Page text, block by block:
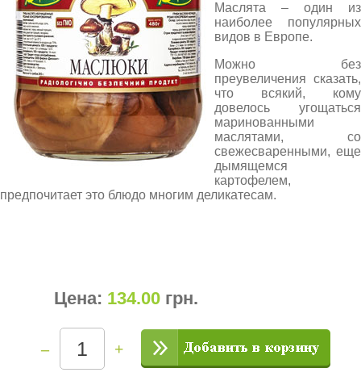
Маслята – один из
наиболее популярных
видов в Европе.
Можно без
преувеличения сказать,
что всякий, кому
довелось угощаться
маринованными
маслятами, со
свежесваренными, еще
дымящемся
картофелем,
предпочитает это блюдо многим деликатесам.
Цена: 134.00 грн.
– +